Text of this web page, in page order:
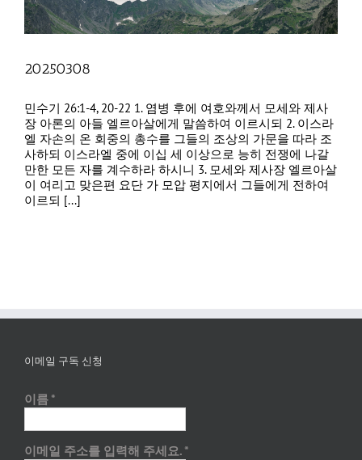
20250308
민수기 26:1-4, 20-22 1. 염병 후에 여호와께서 모세와 제사
장 아론의 아들 엘르아살에게 말씀하여 이르시되 2. 이스라
엘 자손의 온 회중의 총수를 그들의 조상의 가문을 따라 조
사하되 이스라엘 중에 이십 세 이상으로 능히 전쟁에 나갈
만한 모든 자를 계수하라 하시니 3. 모세와 제사장 엘르아살
이 여리고 맞은편 요단 가 모압 평지에서 그들에게 전하여
이르되 [...]
이메일 구독 신청
이름 *
이메일 주소를 입력해 주세요. *